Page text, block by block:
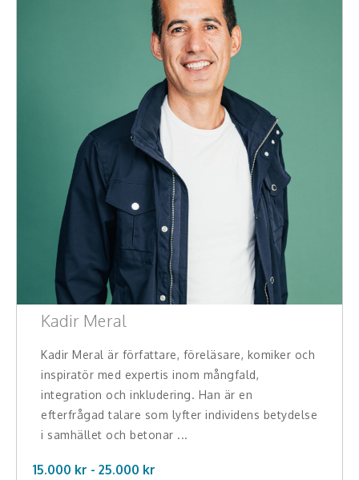
Kadir Meral
Kadir Meral är författare, föreläsare, komiker och
inspiratör med expertis inom mångfald,
integration och inkludering. Han är en
efterfrågad talare som lyfter individens betydelse
i samhället och betonar ...
15.000 kr - 25.000 kr